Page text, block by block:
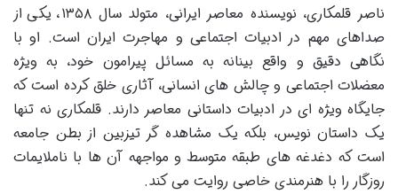
ناصر قلمکاری، نویسنده معاصر ایرانی، متولد سال ۱۳۵۸، یکی از
صداهای مهم در ادبیات اجتماعی و مهاجرت ایران است. او با
نگاهی دقیق و واقع بینانه به مسائل پیرامون خود، به ویژه
معضلات اجتماعی و چالش های انسانی، آثاری خلق کرده است که
جایگاه ویژه ای در ادبیات داستانی معاصر دارند. قلمکاری نه تنها
یک داستان نویس، بلکه یک مشاهده گر تیزبین از بطن جامعه
است که دغدغه های طبقه متوسط و مواجهه آن ها با ناملایمات
روزگار را با هنرمندی خاصی روایت می کند.